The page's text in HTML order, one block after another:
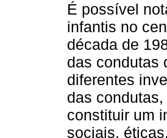
É possível
infantis no
década de
das condutas
diferentes
das
constituir um
sociais,